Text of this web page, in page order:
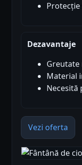
Dezavantaje
Greutate
Material
Necesită
Vezi oferta